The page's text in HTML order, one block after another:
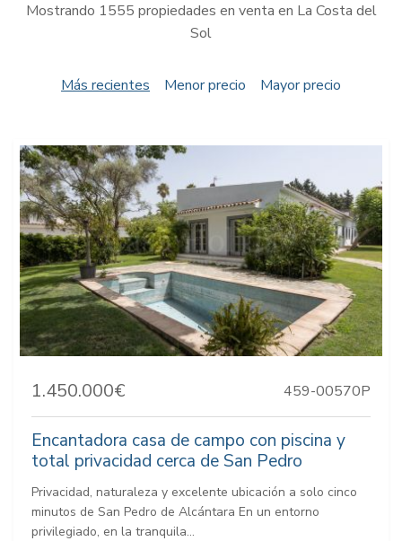
Mostrando 1555 propiedades en venta en La Costa del
Sol
Más recientes Menor precio Mayor precio
1.450.000€ 459-00570P
Encantadora casa de campo con piscina y
total privacidad cerca de San Pedro
Privacidad, naturaleza y excelente ubicación a solo cinco
minutos de San Pedro de Alcántara En un entorno
privilegiado, en la tranquila...